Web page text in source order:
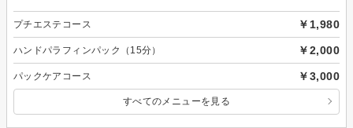
プチエステコース ￥1,980
ハンドパラフィンパック（15分） ￥2,000
パックケアコース ￥3,000
すべてのメニューを見る